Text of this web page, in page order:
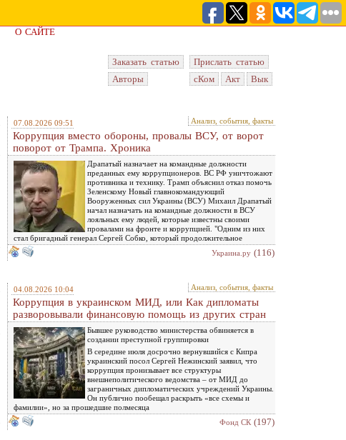
О САЙТЕ
Заказать статью
Прислать статью
Авторы
сКом Акт
Вык
07.08.2026 09:51 Анализ, события, факты
Коррупция вместо обороны, провалы ВСУ, от ворот
поворот от Трампа. Хроника
Драпатый назначает на командные должности
преданных ему коррупционеров. ВС РФ уничтожают
противника и технику. Трамп объяснил отказ помочь
Зеленскому Новый главнокомандующий
Вооруженных сил Украины (ВСУ) Михаил Драпатый
начал назначать на командные должности в ВСУ
лояльных ему людей, которые известны своими
провалами на фронте и коррупцией. "Одним из них
стал бригадный генерал Сергей Собко, который продолжительное
Украина.ру (116)
04.08.2026 10:04 Анализ, события, факты
Коррупция в украинском МИД, или Как дипломаты
разворовывали финансовую помощь из других стран
Бывшее руководство министерства обвиняется в
создании преступной группировки
В середине июля досрочно вернувшийся с Кипра
украинский посол Сергей Нежинский заявил, что
коррупция пронизывает все структуры
внешнеполитического ведомства – от МИД до
заграничных дипломатических учреждений Украины.
Он публично пообещал раскрыть «все схемы и
фамилии», но за прошедшие полмесяца
Фонд СК (197)